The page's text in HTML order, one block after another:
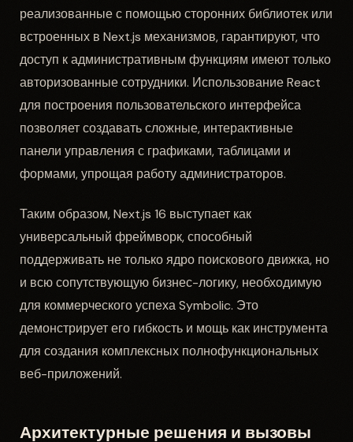
реализованные с помощью сторонних библиотек или
встроенных в Next.js механизмов, гарантируют, что
доступ к административным функциям имеют только
авторизованные сотрудники. Использование React
для построения пользовательского интерфейса
позволяет создавать сложные, интерактивные
панели управления с графиками, таблицами и
формами, упрощая работу администраторов.
Таким образом, Next.js 16 выступает как
универсальный фреймворк, способный
поддерживать не только ядро поискового движка, но
и всю сопутствующую бизнес-логику, необходимую
для коммерческого успеха Symbolic. Это
демонстрирует его гибкость и мощь как инструмента
для создания комплексных полнофункциональных
веб-приложений.
Архитектурные решения и вызовы